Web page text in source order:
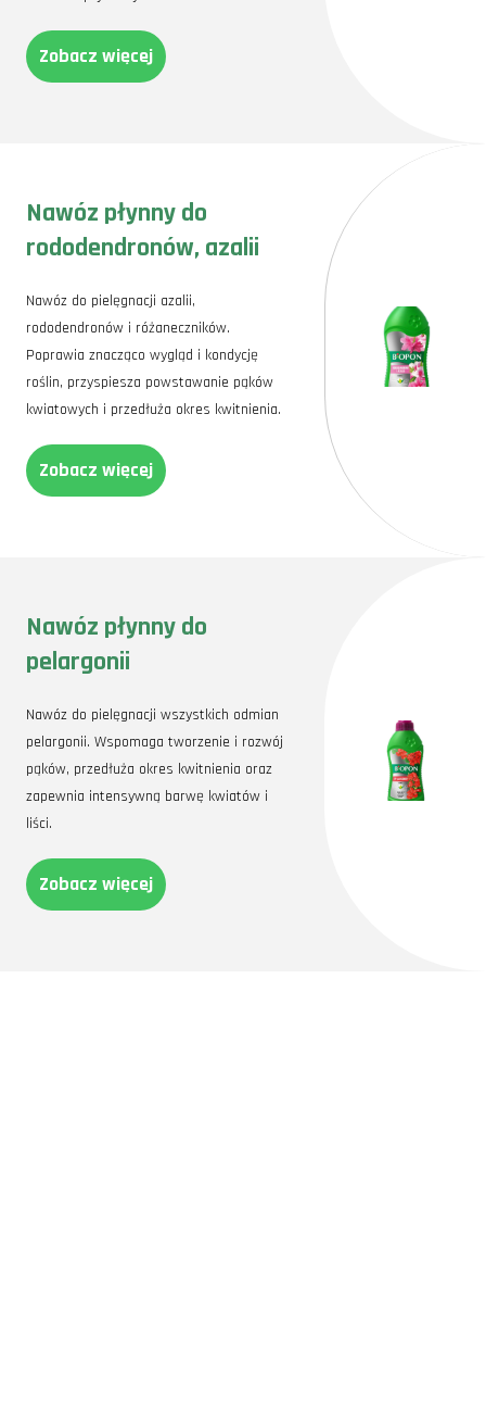
Zobacz więcej
Nawóz płynny do
rododendronów, azalii
Nawóz do pielęgnacji azalii,
rododendronów i różaneczników.
Poprawia znacząco wygląd i kondycję
roślin, przyspiesza powstawanie pąków
kwiatowych i przedłuża okres kwitnienia.
Zobacz więcej
Nawóz płynny do
pelargonii
Nawóz do pielęgnacji wszystkich odmian
pelargonii. Wspomaga tworzenie i rozwój
pąków, przedłuża okres kwitnienia oraz
zapewnia intensywną barwę kwiatów i
liści.
Zobacz więcej